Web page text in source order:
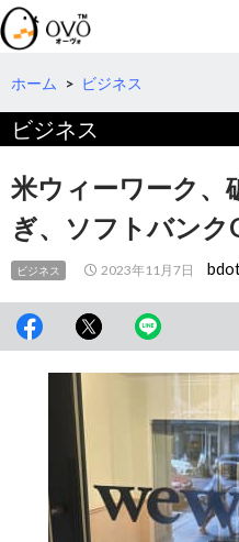
検
索
コ
テ
へ
移
動
ホーム > ビジネス
ビジネス
米ウィーワーク、
ぎ、ソフトバンク
ビジネス 2023年11月7日